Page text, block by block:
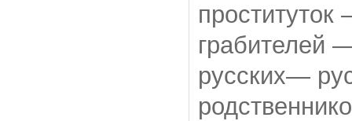
грабителей
русских—